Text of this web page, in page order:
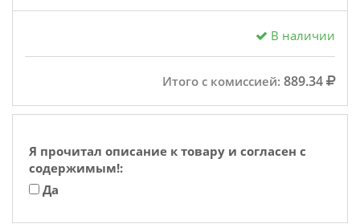
В наличии
Итого с комиссией: 889.34
Я прочитал описание к товару и согласен с
содержимым!:
Да